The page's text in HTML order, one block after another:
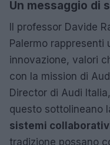
Un messaggio di
Il professor Davide
Palermo rappresenti
innovazione, valori
con la mission di
Director di Audi
questo sottolineano
sistemi
tradizione possano